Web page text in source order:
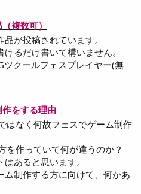
複数可）
が投稿されています。
るだけ書いて構いません。
ツクールフェスプレイヤー(無
をする理由
はなく何故フェスでゲーム制作
を作っていて何が違うのか？
あると思います。
ム制作する方に向けて、何かあ